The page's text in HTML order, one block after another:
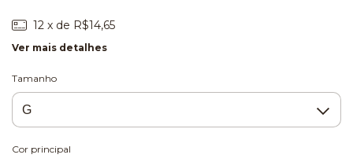
12 x de R$14,65
Ver mais detalhes
Tamanho
Cor principal